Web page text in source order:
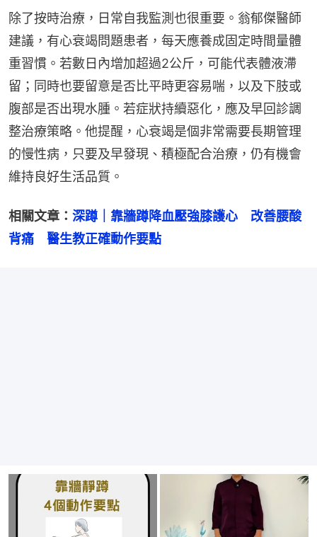
除了按時治療，日常自我監測也很重要。翁郁傑醫師
建議，有心衰竭問題患者，每天應養成固定時間量體
重習慣。若數日內增加超過2公斤，可能代表體液滯
留；同時也要留意是否比平時更容易喘，以及下肢或
腹部是否出現水腫。若症狀持續惡化，應及早回診調
整治療策略。他提醒，心衰竭是個非常需要長期管理
的慢性病，只要及早發現、積極配合治療，仍有機會
維持良好生活品質。
相關文章： 深蹲｜靠牆蹲降血壓強膝護心　改善腰酸
背痛　醫生教正確動作要點